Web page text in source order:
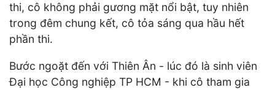
thi, cô không phải gương mặt nổi bật, tuy nhiên
trong đêm chung kết, cô tỏa sáng qua hầu hết
phần thi.
Bước ngoặt đến với Thiên Ân - lúc đó là sinh viên
Đại học Công nghiệp TP HCM - khi cô tham gia